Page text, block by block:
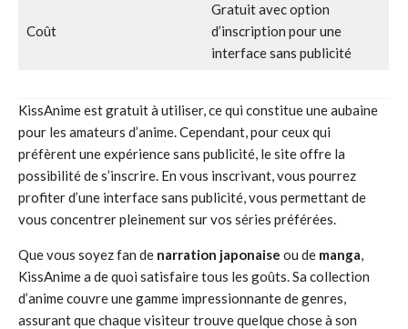
Coût
Gratuit avec option
d’inscription pour une
interface sans publicité
KissAnime est gratuit à utiliser, ce qui constitue une aubaine
pour les amateurs d’anime. Cependant, pour ceux qui
préfèrent une expérience sans publicité, le site offre la
possibilité de s’inscrire. En vous inscrivant, vous pourrez
profiter d’une interface sans publicité, vous permettant de
vous concentrer pleinement sur vos séries préférées.
Que vous soyez fan de narration japonaise ou de manga,
KissAnime a de quoi satisfaire tous les goûts. Sa collection
d’anime couvre une gamme impressionnante de genres,
assurant que chaque visiteur trouve quelque chose à son